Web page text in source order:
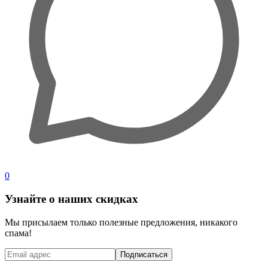
0
Узнайте о наших скидках
Мы присылаем только полезные предложения, никакого
спама!
Подписаться